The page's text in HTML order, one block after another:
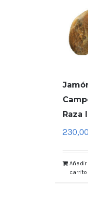
Raza
230,00
Añadir
carrito